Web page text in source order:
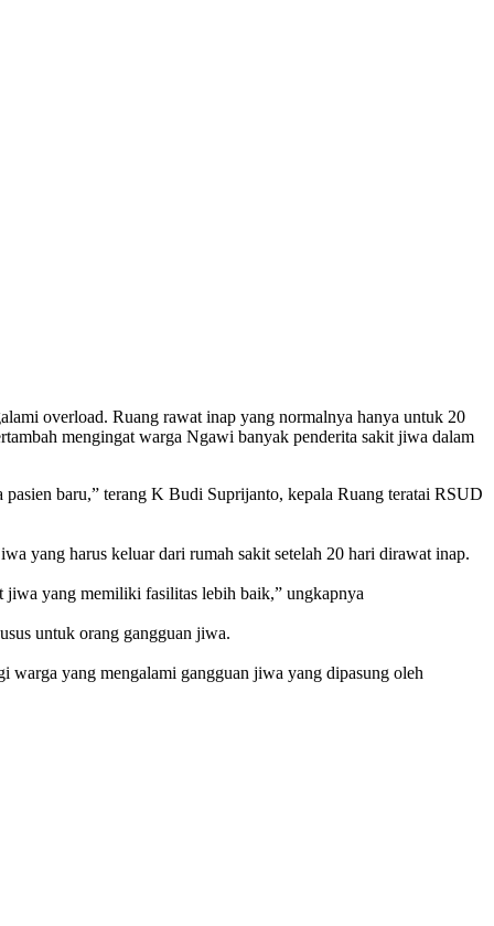
overload. Ruang rawat inap yang normalnya hanya untuk 20
mengingat warga Ngawi banyak penderita sakit jiwa dalam
baru,” terang K Budi Suprijanto, kepala Ruang teratai RSUD
yang harus keluar dari rumah sakit setelah 20 hari dirawat inap.
jiwa yang memiliki fasilitas lebih baik,” ungkapnya
untuk orang gangguan jiwa.
warga yang mengalami gangguan jiwa yang dipasung oleh